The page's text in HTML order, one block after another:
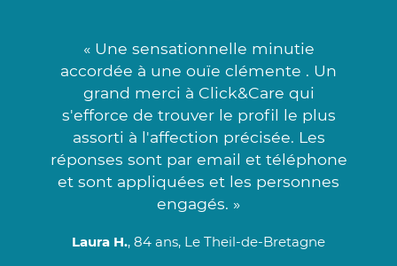
« Une sensationnelle minutie
accordée à une ouïe clémente . Un
grand merci à Click&Care qui
s'efforce de trouver le profil le plus
assorti à l'affection précisée. Les
réponses sont par email et téléphone
et sont appliquées et les personnes
engagés. »
Laura H., 84 ans, Le Theil-de-Bretagne